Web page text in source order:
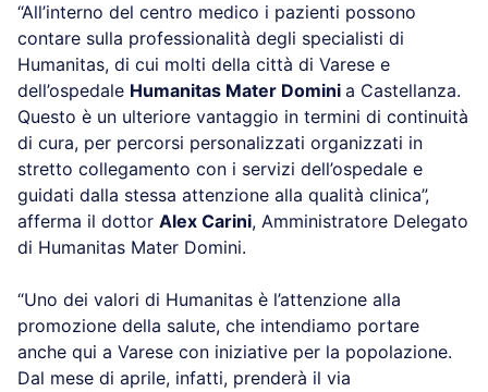
“All’interno del centro medico i pazienti possono
contare sulla professionalità degli specialisti di
Humanitas, di cui molti della città di Varese e
dell’ospedale Humanitas Mater Domini a Castellanza.
Questo è un ulteriore vantaggio in termini di continuità
di cura, per percorsi personalizzati organizzati in
stretto collegamento con i servizi dell’ospedale e
guidati dalla stessa attenzione alla qualità clinica”,
afferma il dottor Alex Carini, Amministratore Delegato
di Humanitas Mater Domini.
“Uno dei valori di Humanitas è l’attenzione alla
promozione della salute, che intendiamo portare
anche qui a Varese con iniziative per la popolazione.
Dal mese di aprile, infatti, prenderà il via